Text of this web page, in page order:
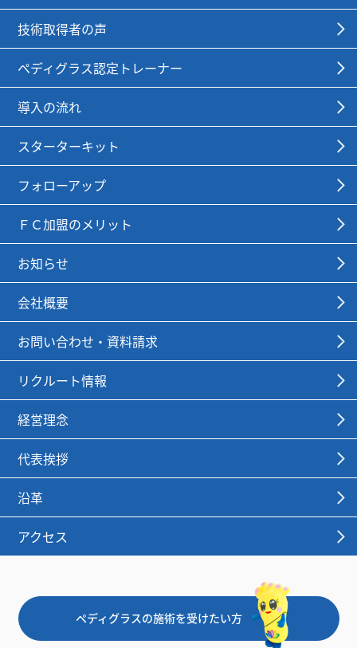
技術取得者の声
ペディグラス認定トレーナー
導入の流れ
スターターキット
フォローアップ
ＦＣ加盟のメリット
お知らせ
会社概要
お問い合わせ・資料請求
リクルート情報
経営理念
代表挨拶
沿革
アクセス
ペディグラスの施術を受けたい方